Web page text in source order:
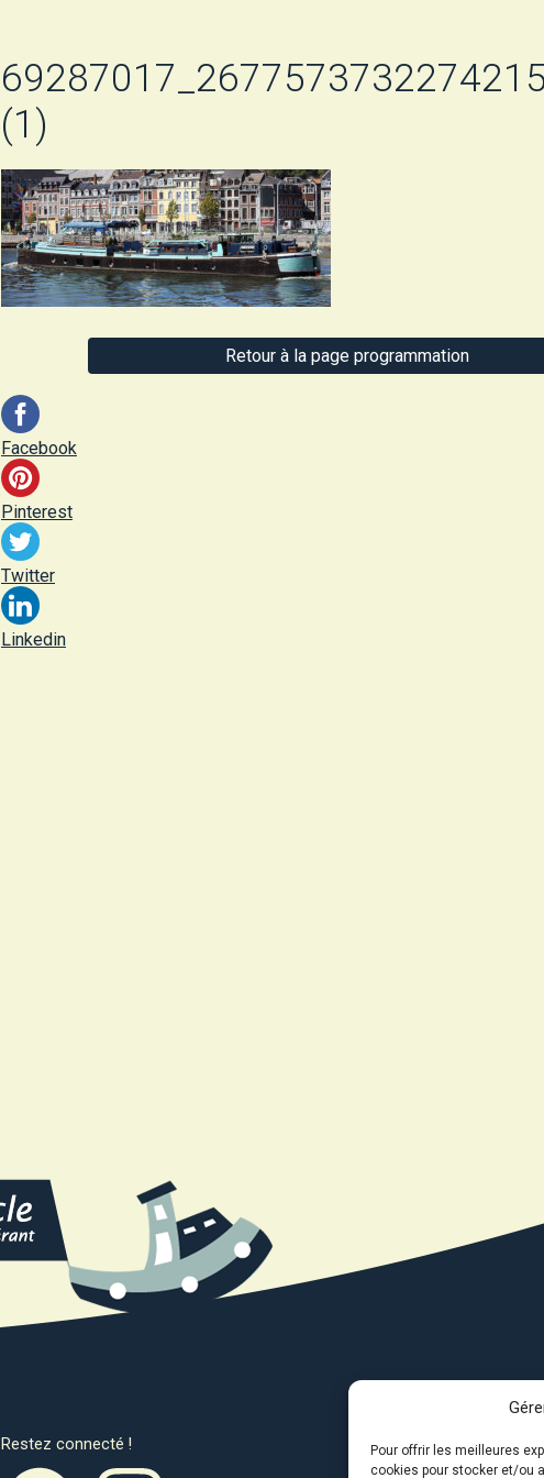
Pour offrir les meilleures
cookies pour stocker et/ou
(1)
Retour à la page programmation
Facebook
Pinterest
Twitter
Linkedin
Restez connecté ! Avec le soutien de :